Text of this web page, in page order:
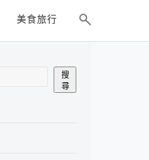
美食旅行
搜
尋